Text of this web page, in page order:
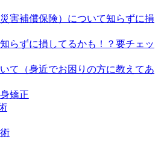
害補償保険）について知らずに損
らずに損してるかも！？要チェッ
て（身近でお困りの方に教えてあ
矯正